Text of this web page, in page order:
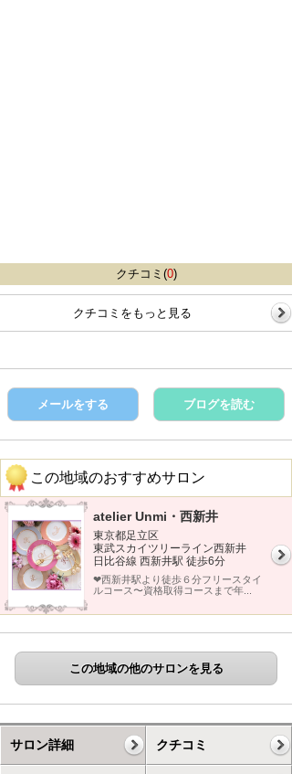
クチコミ(0)
クチコミをもっと見る
メールをする ブログを読む
この地域のおすすめサロン
atelier Unmi・西新井
東京都足立区
東武スカイツリーライン西新井
日比谷線 西新井駅 徒歩6分
❤︎西新井駅より徒歩６分フリースタイ
ルコース〜資格取得コースまで年...
この地域の他のサロンを見る
サロン詳細 クチコミ